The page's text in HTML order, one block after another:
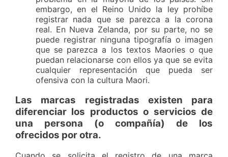
embargo, en el Reino Unido la ley prohíbe
registrar nada que se parezca a la corona
real. En Nueva Zelanda, por su parte, no se
puede registrar ninguna tipografía o imagen
que se parezca a los textos Maories o que
puedan relacionarse con ellos ya que se evita
cualquier representación que pueda ser
ofensiva con la cultura Maori.
Las marcas registradas existen para
diferenciar los productos o servicios de
una persona (o compañía) de los
ofrecidos por otra.